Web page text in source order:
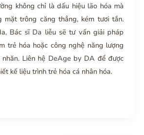
không chỉ là dấu hiệu lão hóa mà
mặt trông căng thẳng, kém tươi tắn.
Bác sĩ Da liễu sẽ tư vấn giải pháp
trẻ hóa hoặc công nghệ năng lượng
Liên hệ DeAge by DA để được
kế liệu trình trẻ hóa cá nhân hóa.